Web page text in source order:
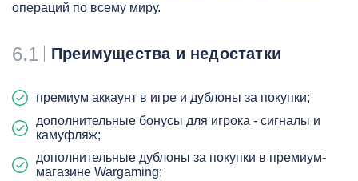
операций по всему миру.
6.1 Преимущества и недостатки
премиум аккаунт в игре и дублоны за покупки;
дополнительные бонусы для игрока - сигналы и
камуфляж;
дополнительные дублоны за покупки в премиум-
магазине Wargaming;